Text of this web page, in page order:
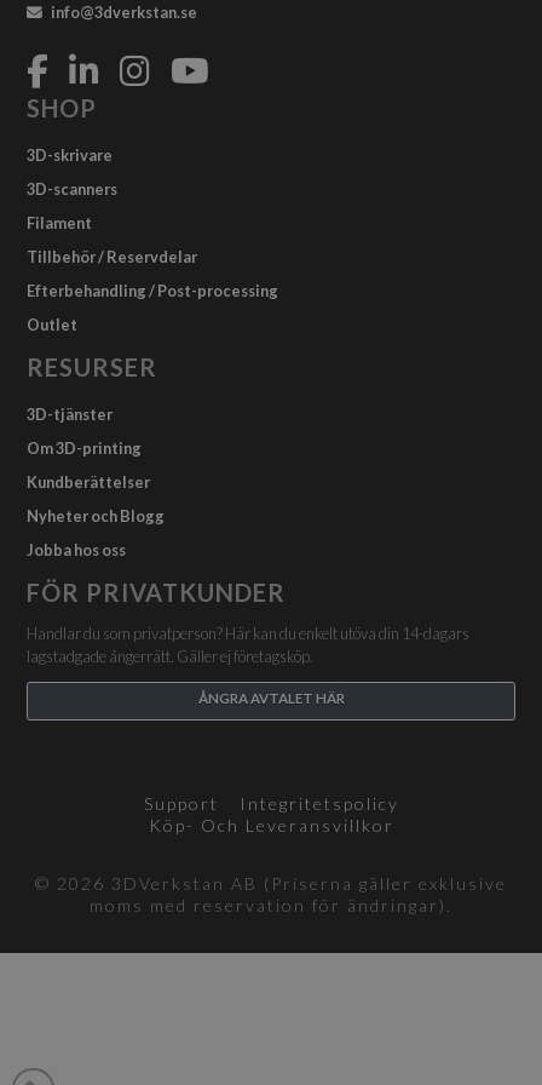
info@3dverkstan.se
SHOP
3D-skrivare
3D-scanners
Filament
Tillbehör / Reservdelar
Efterbehandling / Post-processing
Outlet
RESURSER
3D-tjänster
Om 3D-printing
Kundberättelser
Nyheter och Blogg
Jobba hos oss
FÖR PRIVATKUNDER
Handlar du som privatperson? Här kan du enkelt utöva din 14-dagars
lagstadgade ångerrätt. Gäller ej företagsköp.
ÅNGRA AVTALET HÄR
Support
Integritetspolicy
Köp- Och Leveransvillkor
© 2026 3DVerkstan AB (Priserna gäller exklusive
moms med reservation för ändringar).